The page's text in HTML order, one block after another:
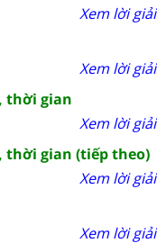
Xem lời giải
Xem lời giải
thời gian
Xem lời giải
thời gian (tiếp theo)
Xem lời giải
Xem lời giải